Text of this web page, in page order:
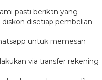
pasti berikan yang
disetiap pembelian
untuk memesan
via transfer rekening